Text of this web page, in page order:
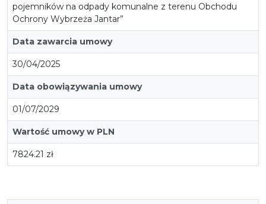
pojemników na odpady komunalne z terenu Obchodu
Ochrony Wybrzeża Jantar”
Data zawarcia umowy
30/04/2025
Data obowiązywania umowy
01/07/2029
Wartość umowy w PLN
7824.21 zł